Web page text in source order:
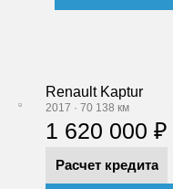
Renault Kaptur
2017 · 70 138 км
1 620 000 ₽
Расчет кредита